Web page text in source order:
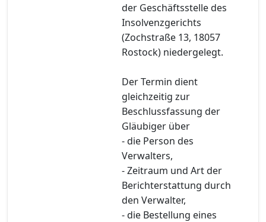
der Geschäftsstelle des
Insolvenzgerichts
(Zochstraße 13, 18057
Rostock) niedergelegt.
Der Termin dient
gleichzeitig zur
Beschlussfassung der
Gläubiger über
- die Person des
Verwalters,
- Zeitraum und Art der
Berichterstattung durch
den Verwalter,
- die Bestellung eines